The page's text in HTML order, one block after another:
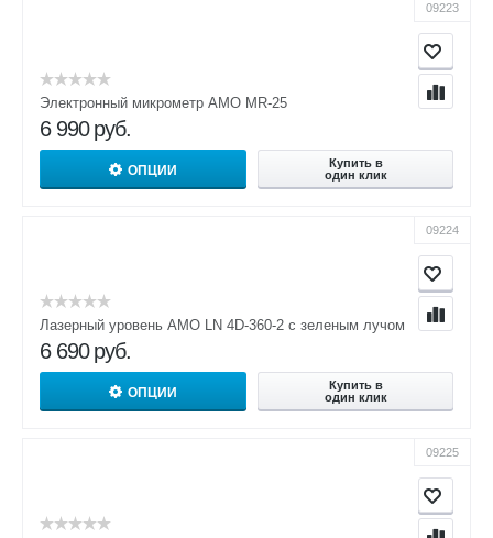
09223
Электронный микрометр AMO MR-25
6 990 руб.
ОПЦИИ
Купить в
один клик
09224
Лазерный уровень AMO LN 4D-360-2 с зеленым лучом
6 690 руб.
ОПЦИИ
Купить в
один клик
09225